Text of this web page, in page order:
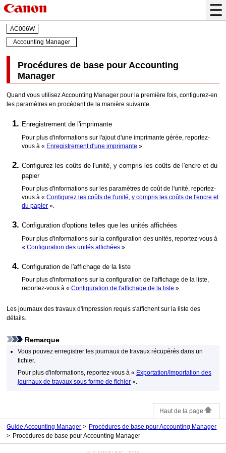
AC006W
Accounting Manager
Procédures de base pour Accounting
Manager
Quand vous utilisez Accounting Manager pour la première fois, configurez-en
les paramètres en procédant de la manière suivante.
Enregistrement de l'imprimante
Pour plus d'informations sur l'ajout d'une imprimante gérée, reportez-
vous à « Enregistrement d'une imprimante ».
Configurez les coûts de l'unité, y compris les coûts de l'encre et du
papier
Pour plus d'informations sur les paramètres de coût de l'unité, reportez-
vous à «Configurez les coûts de l'unité, y compris les coûts de l'encre et
du papier ».
Configuration d'options telles que les unités affichées
Pour plus d'informations sur la configuration des unités, reportez-vous à
«Configuration des unités affichées ».
Configuration de l'affichage de la liste
Pour plus d'informations sur la configuration de l'affichage de la liste,
reportez-vous à «Configuration de l'affichage de la liste ».
Les journaux des travaux d'impression requis s'affichent sur la liste des
détails.
Remarque
Vous pouvez enregistrer les journaux de travaux récupérés dans un
fichier.
Pour plus d'informations, reportez-vous à « Exportation/Importation des
journaux de travaux sous forme de fichier ».
Haut de la page
Guide Accounting Manager
Procédures de base pour Accounting Manager
Procédures de base pour Accounting Manager